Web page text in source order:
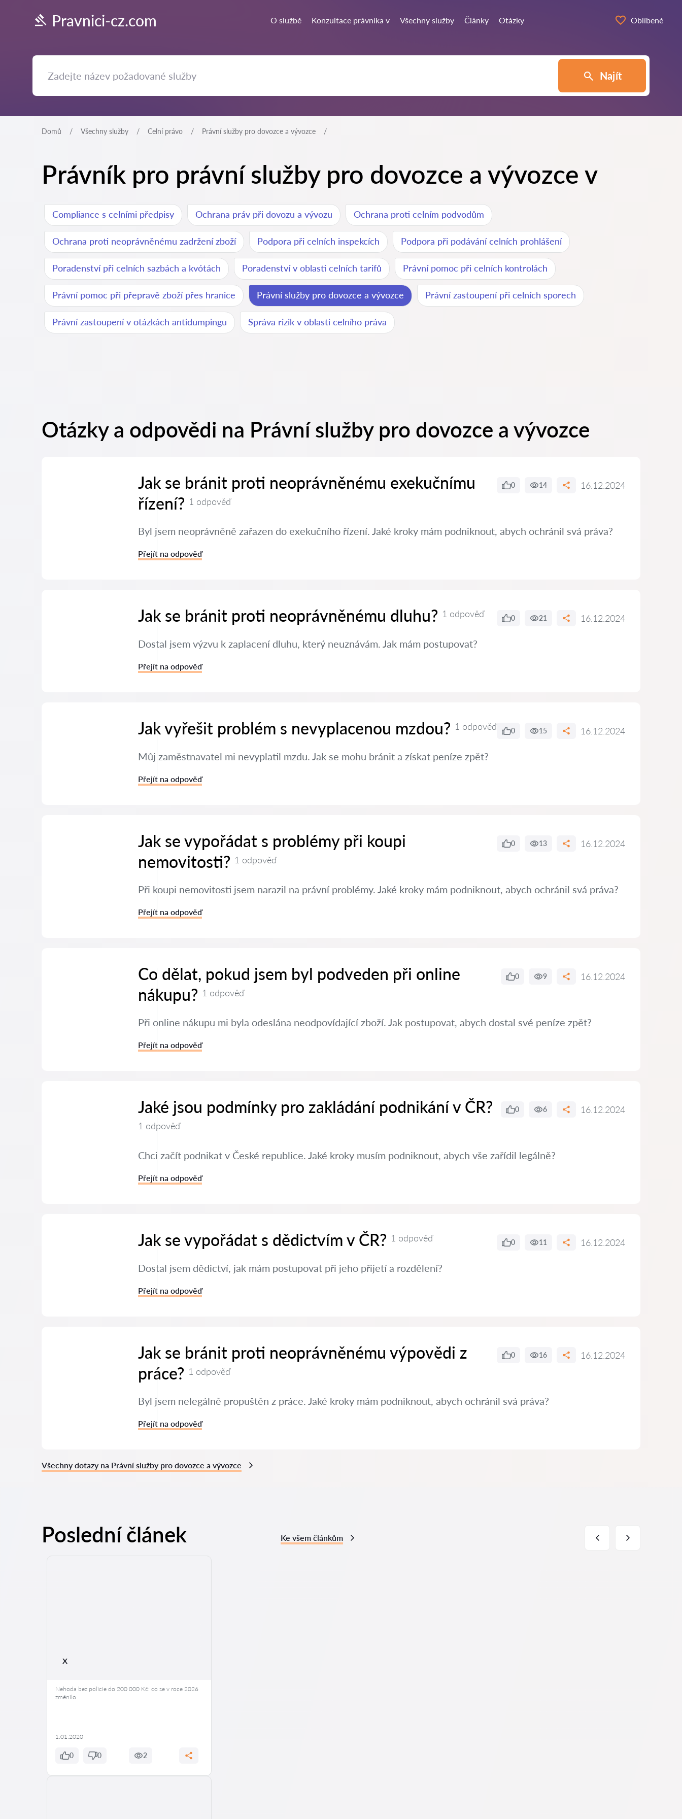
Pravnici-cz.com O službě Konzultace právníka v Všechny služby Články Otázky Oblíbené
Najít
Domů Všechny služby Celní právo Právní služby pro dovozce a vývozce
Právník pro právní služby pro dovozce a vývozce v
Compliance s celními předpisy Ochrana práv při dovozu a vývozu Ochrana proti celním podvodům
Ochrana proti neoprávněnému zadržení zboží Podpora při celních inspekcích Podpora při podávání celních prohlášení
Poradenství při celních sazbách a kvótách Poradenství v oblasti celních tarifů Právní pomoc při celních kontrolách
Právní pomoc při přepravě zboží přes hranice Právní služby pro dovozce a vývozce Právní zastoupení při celních sporech
Právní zastoupení v otázkách antidumpingu Správa rizik v oblasti celního práva
Otázky a odpovědi na Právní služby pro dovozce a vývozce
Jak se bránit proti neoprávněnému exekučnímu
řízení? 1 odpověď
0 14 16.12.2024
Byl jsem neoprávněně zařazen do exekučního řízení. Jaké kroky mám podniknout, abych ochránil svá práva?
Přejít na odpověď
Jak se bránit proti neoprávněnému dluhu? 1 odpověď 0 21 16.12.2024
Dostal jsem výzvu k zaplacení dluhu, který neuznávám. Jak mám postupovat?
Přejít na odpověď
Jak vyřešit problém s nevyplacenou mzdou? 1 odpověď 0 15 16.12.2024
Můj zaměstnavatel mi nevyplatil mzdu. Jak se mohu bránit a získat peníze zpět?
Přejít na odpověď
Jak se vypořádat s problémy při koupi
nemovitosti? 1 odpověď
0 13 16.12.2024
Při koupi nemovitosti jsem narazil na právní problémy. Jaké kroky mám podniknout, abych ochránil svá práva?
Přejít na odpověď
Co dělat, pokud jsem byl podveden při online
nákupu? 1 odpověď
0 9 16.12.2024
Při online nákupu mi byla odeslána neodpovídající zboží. Jak postupovat, abych dostal své peníze zpět?
Přejít na odpověď
Jaké jsou podmínky pro zakládání podnikání v ČR?
1 odpověď
0 6 16.12.2024
Chci začít podnikat v České republice. Jaké kroky musím podniknout, abych vše zařídil legálně?
Přejít na odpověď
Jak se vypořádat s dědictvím v ČR? 1 odpověď 0 11 16.12.2024
Dostal jsem dědictví, jak mám postupovat při jeho přijetí a rozdělení?
Přejít na odpověď
Jak se bránit proti neoprávněnému výpovědi z
práce? 1 odpověď
0 16 16.12.2024
Byl jsem nelegálně propuštěn z práce. Jaké kroky mám podniknout, abych ochránil svá práva?
Přejít na odpověď
Všechny dotazy na Právní služby pro dovozce a vývozce
Poslední článek Ke všem článkům
x
Nehoda bez policie do 200 000 Kč: co se v roce 2026
změnilo
1.01.2020
0 0 2